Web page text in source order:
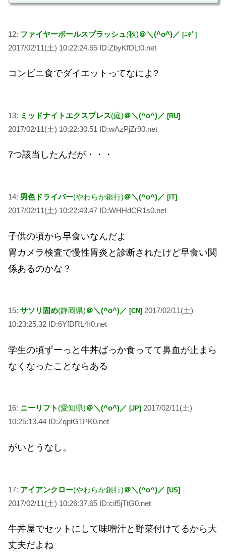
12: ファイヤーボールスプラッシュ(秋)＠＼(^o^)／ [ﾆﾀﾞ]
2017/02/11(土) 10:22:24.65 ID:ZbyKfDLt0.net
コンビニ食でダイエットってなによ?
13: ミッドナイトエクスプレス(庭)＠＼(^o^)／ [RU]
2017/02/11(土) 10:22:30.51 ID:wAzPjZr90.net
7つ該当したんだが・・・
14: 男色ドライバー(やわらか銀行)＠＼(^o^)／ [IT]
2017/02/11(土) 10:22:43.47 ID:WHHdCR1s0.net
子供の頃から早食いなんだよ
胃カメラ検査で慢性胃炎と診断されたけど早食い関
係あるのかな？
15: サソリ固め(静岡県)＠＼(^o^)／ [CN] 2017/02/11(土)
10:23:25.32 ID:6YfDRL4r0.net
学生の頃ずーっと牛丼ばっか食ってて鼻血が止まら
なくなったことならある
16: ニーリフト (愛知県)＠＼(^o^)／ [JP] 2017/02/11(土)
10:25:13.44 ID:ZqptG1PK0.net
がいとうなし。
17: アイアンクロー(やわらか銀行)＠＼(^o^)／ [US]
2017/02/11(土) 10:26:37.65 ID:cif5jTtG0.net
牛丼屋でセットにして味噌汁と野菜付けてるから大
丈夫だよね